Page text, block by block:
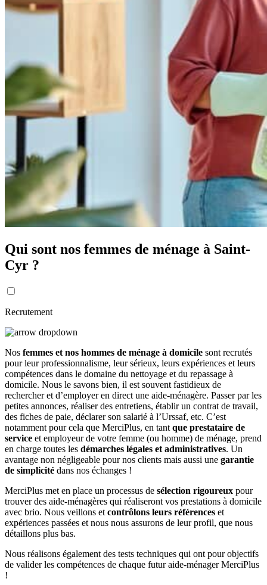
Qui sont nos femmes de ménage à Saint-
Cyr ?
Recrutement
Nos femmes et nos hommes de ménage à domicile sont recrutés
pour leur professionnalisme, leur sérieux, leurs expériences et leurs
compétences dans le domaine du nettoyage et du repassage à
domicile. Nous le savons bien, il est souvent fastidieux de
rechercher et d’employer en direct une aide-ménagère. Passer par les
petites annonces, réaliser des entretiens, établir un contrat de travail,
des fiches de paie, déclarer son salarié à l’Urssaf, etc. C’est
notamment pour cela que MerciPlus, en tant que prestataire de
service et employeur de votre femme (ou homme) de ménage, prend
en charge toutes les démarches légales et administratives. Un
avantage non négligeable pour nos clients mais aussi une garantie
de simplicité dans nos échanges !
MerciPlus met en place un processus de sélection rigoureux pour
trouver des aide-ménagères qui réaliseront vos prestations à domicile
avec brio. Nous veillons et contrôlons leurs références et
expériences passées et nous nous assurons de leur profil, que nous
détaillons plus bas.
Nous réalisons également des tests techniques qui ont pour objectifs
de valider les compétences de chaque futur aide-ménager MerciPlus
!